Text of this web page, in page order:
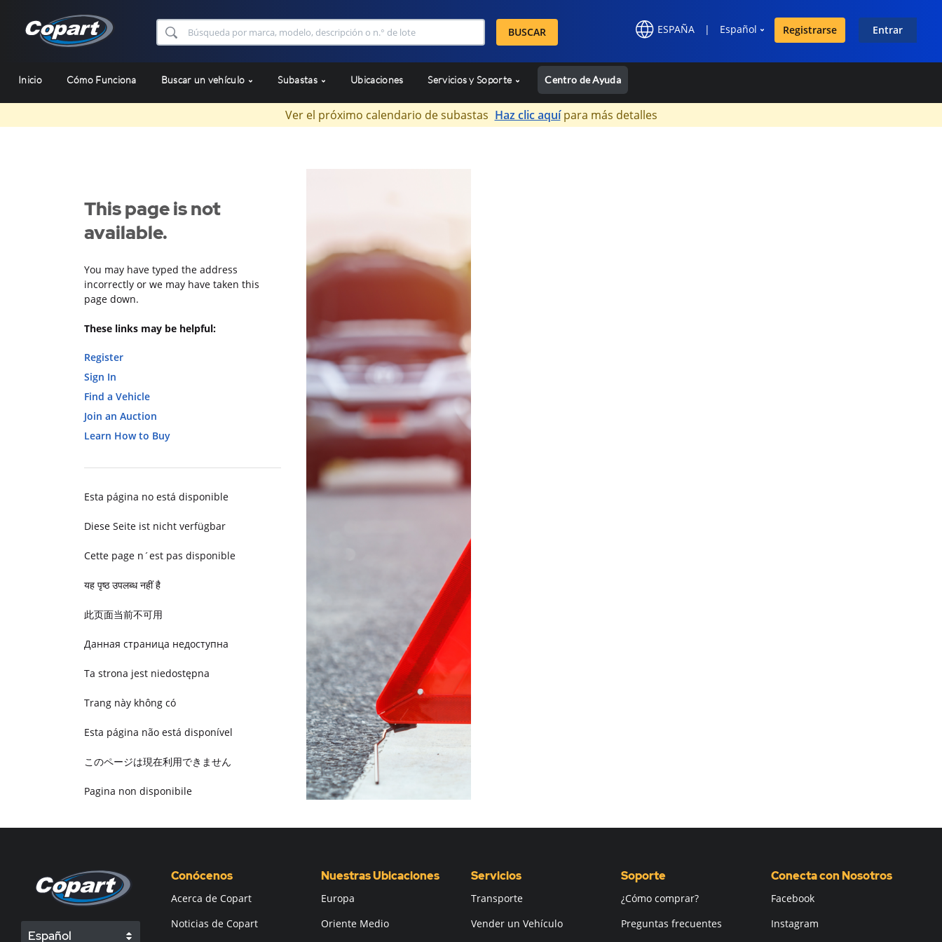
BUSCAR ESPAÑA | Español Registrarse Entrar
Inicio Cómo Funciona Buscar un vehículo Subastas Ubicaciones Servicios y Soporte Centro de Ayuda
Ver el próximo calendario de subastas Haz clic aquípara más detalles
This page is not
available.
You may have typed the address
incorrectly or we may have taken this
page down.
These links may be helpful:
Register
Sign In
Find a Vehicle
Join an Auction
Learn How to Buy
Esta página no está disponible
Diese Seite ist nicht verfügbar
Cette page n´est pas disponible
यह पृष्ठ उपलब्ध नहीं है
此页面当前不可用
Данная страница недоступна
Ta strona jest niedostępna
Trang này không có
Esta página não está disponível
このページは現在利用できません
Pagina non disponibile
Español
Conócenos
Acerca de Copart
Noticias de Copart
Nuestras Ubicaciones
Europa
Oriente Medio
Servicios
Transporte
Vender un Vehículo
Soporte
¿Cómo comprar?
Preguntas frecuentes
Conecta con Nosotros
Facebook
Instagram